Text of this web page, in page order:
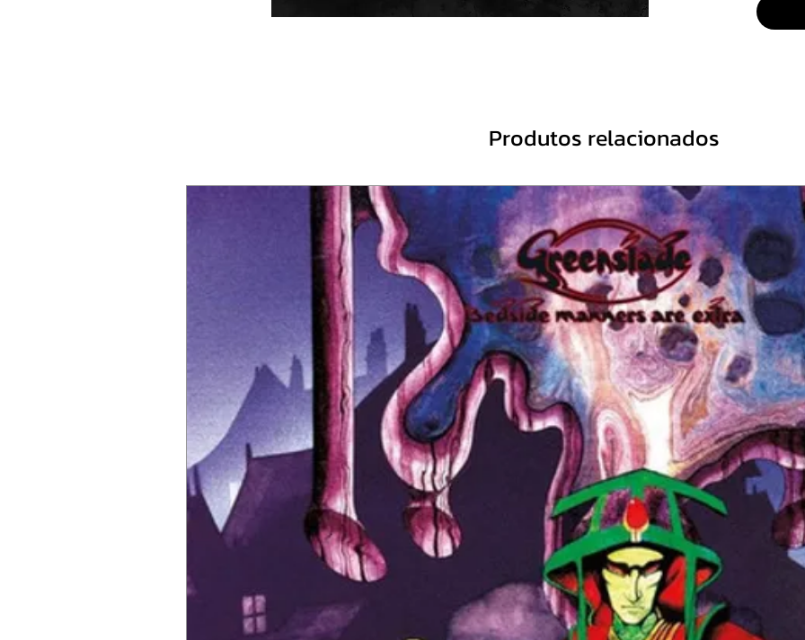
6.
Produtos relacionados